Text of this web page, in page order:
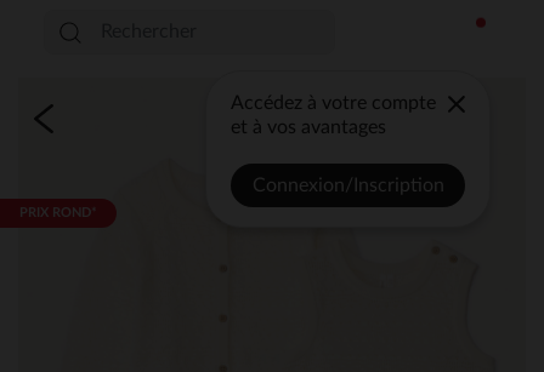
Accédez à votre compte
et à vos avantages
Connexion/Inscription
PRIX ROND*